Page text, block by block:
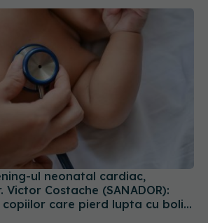
Victor Costache (SANADOR):
copiilor care pierd lupta cu bolile